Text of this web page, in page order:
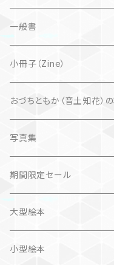
子ども
自然科学絵本
楽しいお話
大人にも
一般書
海外翻訳
文芸、小説
問題提起
国内
文芸、小説
詩歌
小冊子（Zine）
猫
おづちともか（音土知花）
ZINE
仏語対訳絵本
写真集
写真集
作品＋エッセイ
カレンダー
画集
カレンダー
期間限定セール
大型絵本
小型絵本